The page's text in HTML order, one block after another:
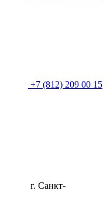
+7 (812) 209 00 15
г. Санкт-